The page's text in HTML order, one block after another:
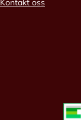
Kontakt oss